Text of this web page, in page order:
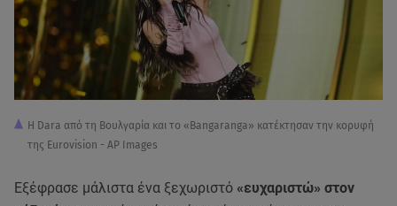
Η Dara από τη Βουλγαρία και το «Bangaranga» κατέκτησαν την κορυφή
της Eurovision - AP Images
Εξέφρασε μάλιστα ένα ξεχωριστό «ευχαριστώ» στον